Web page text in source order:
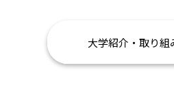
大学紹介・取り組